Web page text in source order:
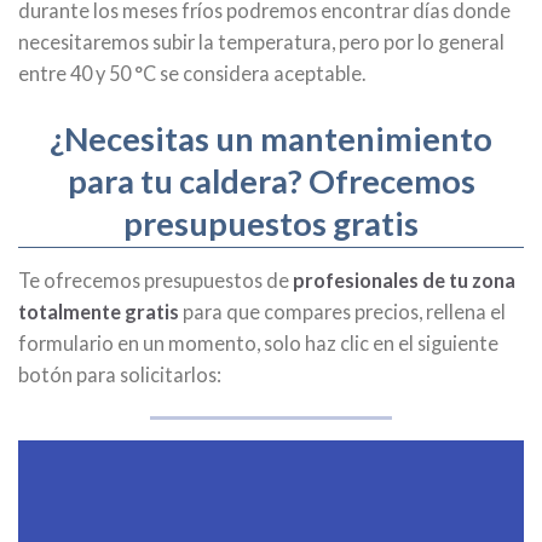
durante los meses fríos podremos encontrar días donde
necesitaremos subir la temperatura, pero por lo general
entre 40 y 50 °C se considera aceptable.
¿Necesitas un mantenimiento
para tu caldera? Ofrecemos
presupuestos gratis
Te ofrecemos presupuestos de profesionales de tu zona
totalmente gratis para que compares precios, rellena el
formulario en un momento, solo haz clic en el siguiente
botón para solicitarlos: